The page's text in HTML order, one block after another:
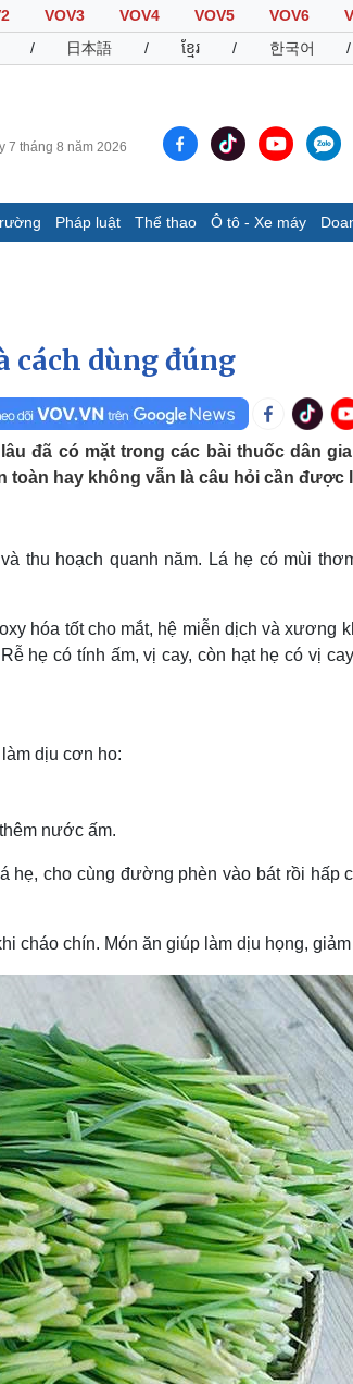
VOV3 VOV4 VOV5 VOV6
/ 日本語 / ខ្មែរ / 한국어 /
7 tháng 8 năm 2026
Pháp luật Thể thao Ô tô - Xe máy
Infographic
đá
Ô tô - Xe máy
Ô tô
- Điện ảnh
Nghệ sĩ
Thời trang
cách dùng đúng
đã có mặt trong các bài thuốc dân
toàn hay không vẫn là câu hỏi cần được
thu hoạch quanh năm. Lá hẹ có mùi
hóa tốt cho mắt, hệ miễn dịch và xương
hẹ có tính ấm, vị cay, còn hạt hẹ có vị
dịu cơn ho:
nước ấm.
hẹ, cho cùng đường phèn vào bát rồi hấp
cháo chín. Món ăn giúp làm dịu họng, giảm